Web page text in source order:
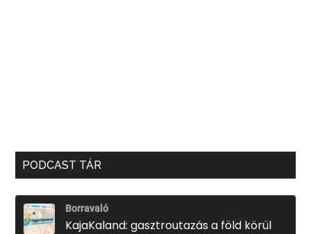
PODCAST TÁR
Borravaló
KajaKaland: gasztroutazás a föld körül